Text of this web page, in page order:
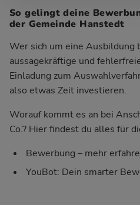
So gelingt deine
der Gemeinde Hanstedt
Wer sich um eine Ausbildung
aussagekräftige und
Einladung zum
also etwas Zeit investieren.
Worauf kommt es an bei
Co.? Hier findest du alles für
Bewerbung – mehr
YouBot: Dein smarter